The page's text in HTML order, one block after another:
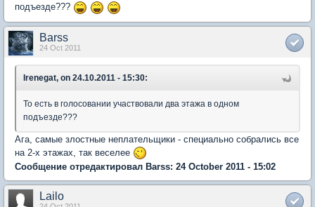
подъезде???
Barss
24 Oct 2011
Irenegat, on 24.10.2011 - 15:30:
То есть в голосовании участвовали два этажа в одном
подъезде???
Ага, самые злостные неплательщики - специально собрались все
на 2-х этажах, так веселее
Сообщение отредактировал Barss: 24 October 2011 - 15:02
Lailo